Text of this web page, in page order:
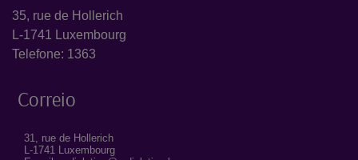
35, rue de Hollerich
L-1741 Luxembourg
Telefone: 1363
Correio
31, rue de Hollerich
L-1741 Luxembourg